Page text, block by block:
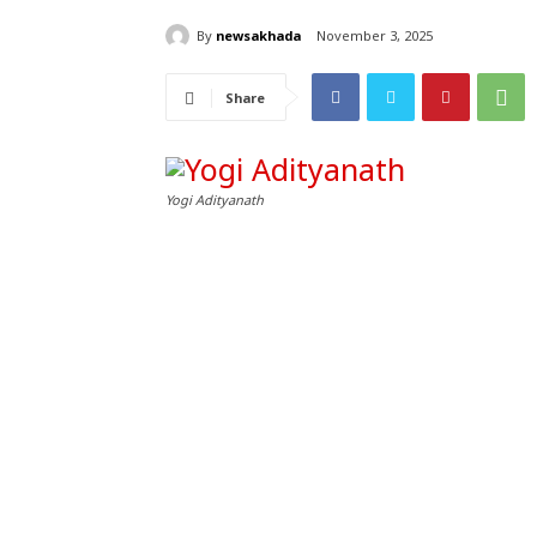
By newsakhada November 3, 2025
Share
Yogi Adityanath